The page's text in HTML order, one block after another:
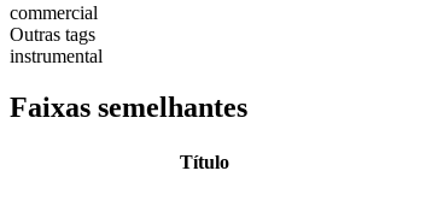
commercial
Outras tags
instrumental
Faixas semelhantes
Título